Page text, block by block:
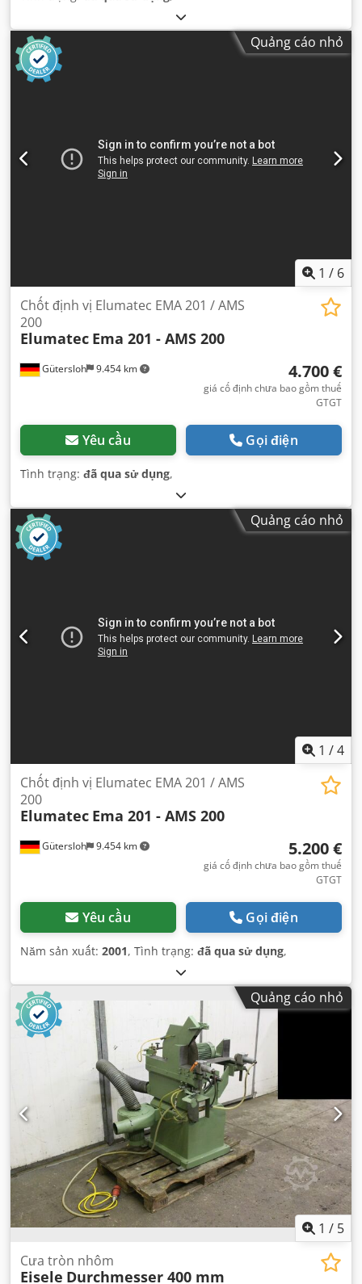
Quảng cáo nhỏ
1 / 6
Gütersloh 9.454 km
Chốt định vị Elumatec EMA 201 / AMS
200
Elumatec Ema 201 - AMS 200
4.700 €
giá cố định chưa bao gồm thuế
GTGT
Yêu cầu Gọi điện
Tình trạng: đã qua sử dụng,
Quảng cáo nhỏ
1 /4
Gütersloh 9.454 km
Chốt định vị Elumatec EMA 201 / AMS
200
Elumatec Ema 201 - AMS 200
5.200 €
giá cố định chưa bao gồm thuế
GTGT
Yêu cầu Gọi điện
Năm sản xuất: 2001, Tình trạng: đã qua sử dụng,
Quảng cáo nhỏ
1 / 5
Cưa tròn nhôm
Eisele Durchmesser 400 mm